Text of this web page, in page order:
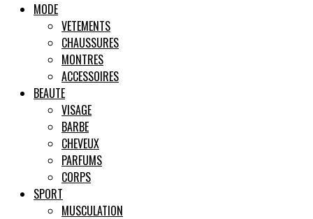
Pas si
Male
MODE
VETEMENTS
CHAUSSURES
MONTRES
ACCESSOIRES
BEAUTE
VISAGE
BARBE
CHEVEUX
PARFUMS
CORPS
SPORT
MUSCULATION